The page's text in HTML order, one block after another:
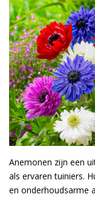
Anemonen zijn een
als ervaren tuiniers.
en onderhoudsarme